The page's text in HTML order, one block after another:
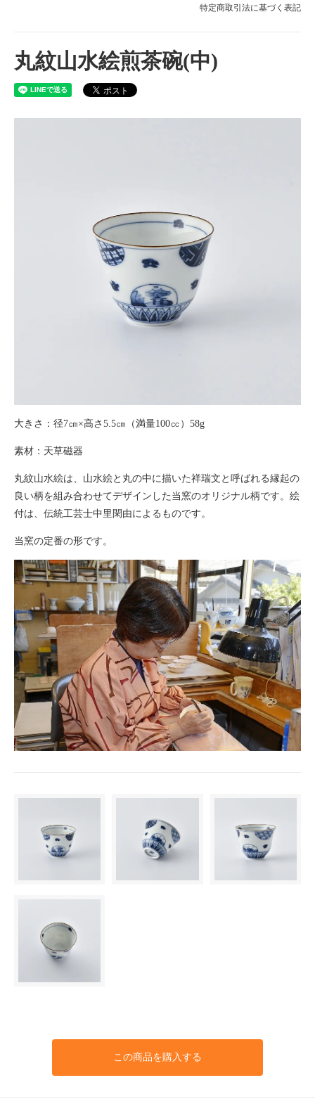
特定商取引法に基づく表記
丸紋山水絵煎茶碗(中)
大きさ：径7㎝×高さ5.5㎝（満量100㏄）58g
素材：天草磁器
丸紋山水絵は、山水絵と丸の中に描いた祥瑞文と呼ばれる縁起の
良い柄を組み合わせてデザインした当窯のオリジナル柄です。絵
付は、伝統工芸士中里閑由によるものです。
当窯の定番の形です。
この商品を購入する